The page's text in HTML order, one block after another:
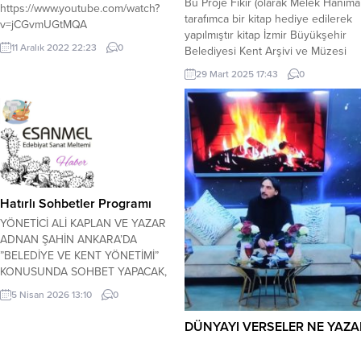
https://www.youtube.com/watch?
v=jCGvmUGtMQA
11 Aralık 2022 22:23 0
Bu Proje Fikir (olarak Melek Hanıma
tarafımca bir kitap hediye edilerek
yapılmıştır kitap İzmir Büyükşehir
Belediyesi Kent Arşivi ve Müzesi
tarafından basılan bir kitaptır fikir
bana Aittir konu 1 yıl 6 ay önce
Arya Kamalı Uluslararası Kültür ve
Sanat Merkezinde tarafımca
konuşulmuştur Günnur Çavuş
Hanımında bilgisi vardır konu ile
ilgili...
29 Mart 2025 17:43 0
Hatırlı Sohbetler Programı
YÖNETİCİ ALİ KAPLAN VE YAZAR
ADNAN ŞAHİN ANKARA’DA
”BELEDİYE VE KENT YÖNETİMİ”
KONUSUNDA SOHBET YAPACAK,
PROĞRAMDA ŞAİRLER ŞİİR
OKUYACAK… KERİM ÖZBEKLER
5 Nisan 2026 13:10 0
DÜNYAYI VERSELER NE